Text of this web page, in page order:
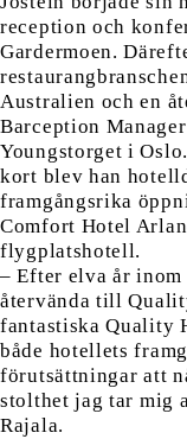
reception och
Gardermoen.
Australien och en
Barception
Youngstorget i
kort blev han
framgångsrika
Comfort Hotel
flygplatshotell.
– Efter elva år inom
återvända till
fantastiska Quality
både hotellets
förutsättningar att
stolthet jag tar mig
Rajala.